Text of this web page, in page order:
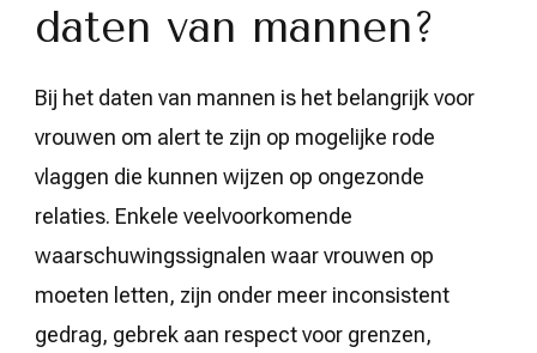
daten van mannen?
Bij het daten van mannen is het belangrijk voor
vrouwen om alert te zijn op mogelijke rode
vlaggen die kunnen wijzen op ongezonde
relaties. Enkele veelvoorkomende
waarschuwingssignalen waar vrouwen op
moeten letten, zijn onder meer inconsistent
gedrag, gebrek aan respect voor grenzen,